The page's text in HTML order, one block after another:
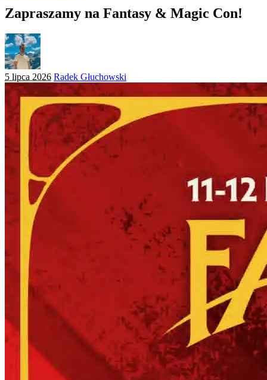
Zapraszamy na Fantasy & Magic Con!
5 lipca 2026 Posted
by
Radek Głuchowski